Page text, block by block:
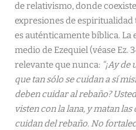
de relativismo, donde
expresiones de espiritualidad
es auténticamente bíblica. La
medio de Ezequiel (véase Ez.
relevante que nunca: “¡Ay
que tan sólo se cuidan a sí
deben cuidar al rebaño?
visten con la lana, y matan
cuidan del rebaño. No